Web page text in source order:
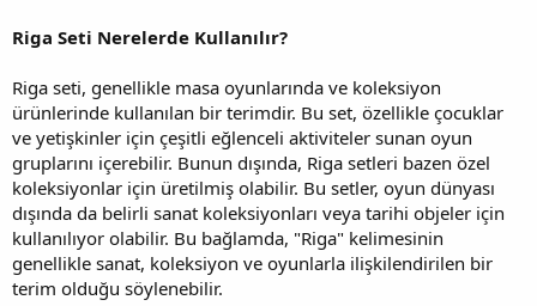
Riga Seti Nerelerde Kullanılır?
Riga seti, genellikle masa oyunlarında ve koleksiyon
ürünlerinde kullanılan bir terimdir. Bu set, özellikle çocuklar
ve yetişkinler için çeşitli eğlenceli aktiviteler sunan oyun
gruplarını içerebilir. Bunun dışında, Riga setleri bazen özel
koleksiyonlar için üretilmiş olabilir. Bu setler, oyun dünyası
dışında da belirli sanat koleksiyonları veya tarihi objeler için
kullanılıyor olabilir. Bu bağlamda, "Riga" kelimesinin
genellikle sanat, koleksiyon ve oyunlarla ilişkilendirilen bir
terim olduğu söylenebilir.